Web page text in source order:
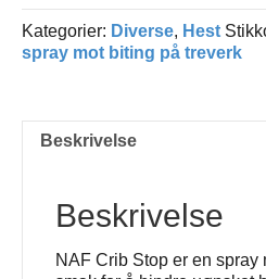
antall
Kategorier: Diverse, Hest
spray mot biting på treverk
Beskrivelse
Beskrivelse
NAF Crib Stop er en spray